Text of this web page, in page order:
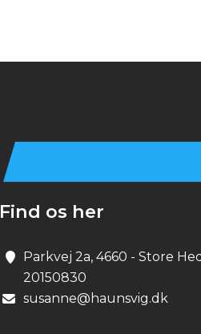
Find os her
Parkvej 2a, 4660 - Store
20150830
susanne@haunsvig.dk